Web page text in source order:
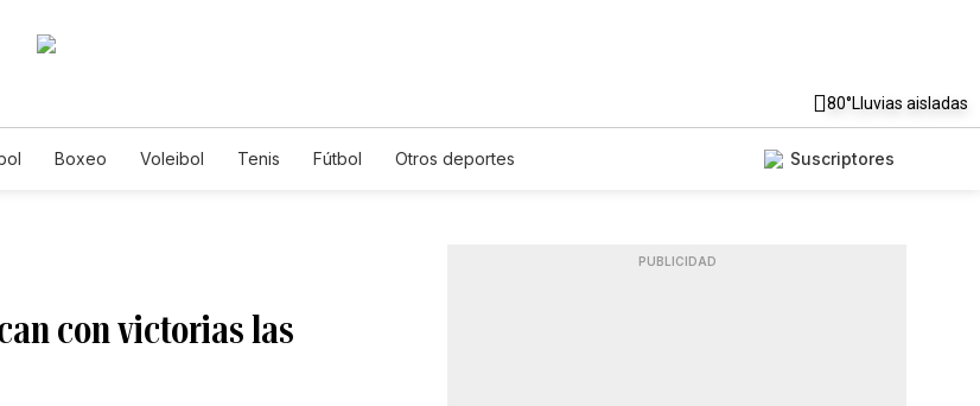
80°Lluvias aisladas
Boxeo Voleibol Tenis Fútbol Otros deportes Suscriptores
con victorias las
PUBLICIDAD